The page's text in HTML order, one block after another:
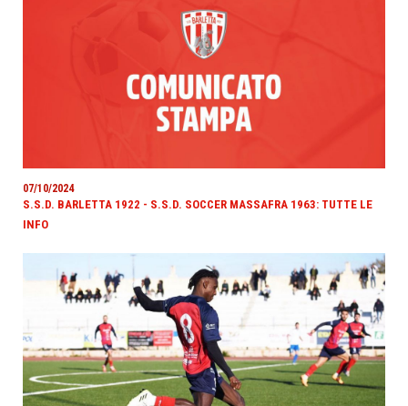
07/10/2024
S.S.D. BARLETTA 1922 - S.S.D. SOCCER MASSAFRA 1963: TUTTE LE
INFO